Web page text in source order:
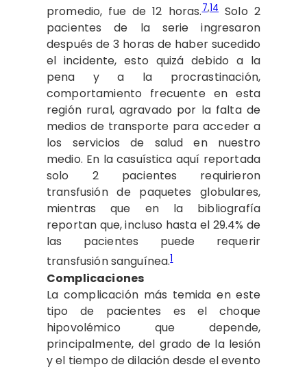
promedio, fue de 12 horas.7,14Solo 2
pacientes de la serie ingresaron
después de 3 horas de haber sucedido
el incidente, esto quizá debido a la
pena y a la procrastinación,
comportamiento frecuente en esta
región rural, agravado por la falta de
medios de transporte para acceder a
los servicios de salud en nuestro
medio. En la casuística aquí reportada
solo 2 pacientes requirieron
transfusión de paquetes globulares,
mientras que en la bibliografía
reportan que, incluso hasta el 29.4% de
las pacientes puede requerir
transfusión sanguínea.1
Complicaciones
La complicación más temida en este
tipo de pacientes es el choque
hipovolémico que depende,
principalmente, del grado de la lesión
y el tiempo de dilación desde el evento